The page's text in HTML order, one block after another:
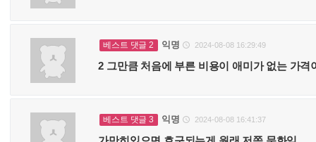
베스트 댓글 2 익명  2024-08-08 16:29:49
2 그만큼 처음에 부른 비용이 애미가 없는 가격
베스트 댓글 3 익명  2024-08-08 16:41:37